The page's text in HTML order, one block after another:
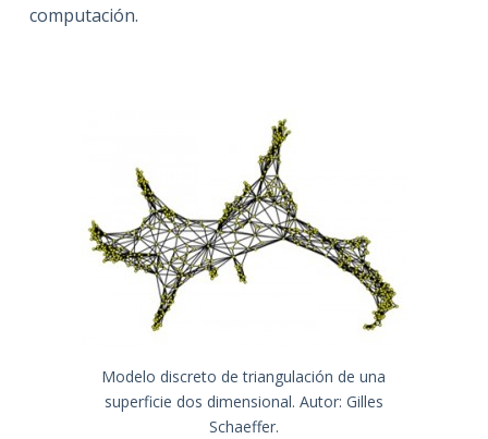
computación.
Modelo discreto de triangulación de una
superficie dos dimensional. Autor: Gilles
Schaeffer.